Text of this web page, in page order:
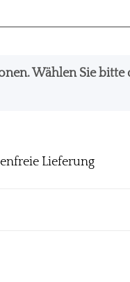
Wählen Sie bitte
Lieferung